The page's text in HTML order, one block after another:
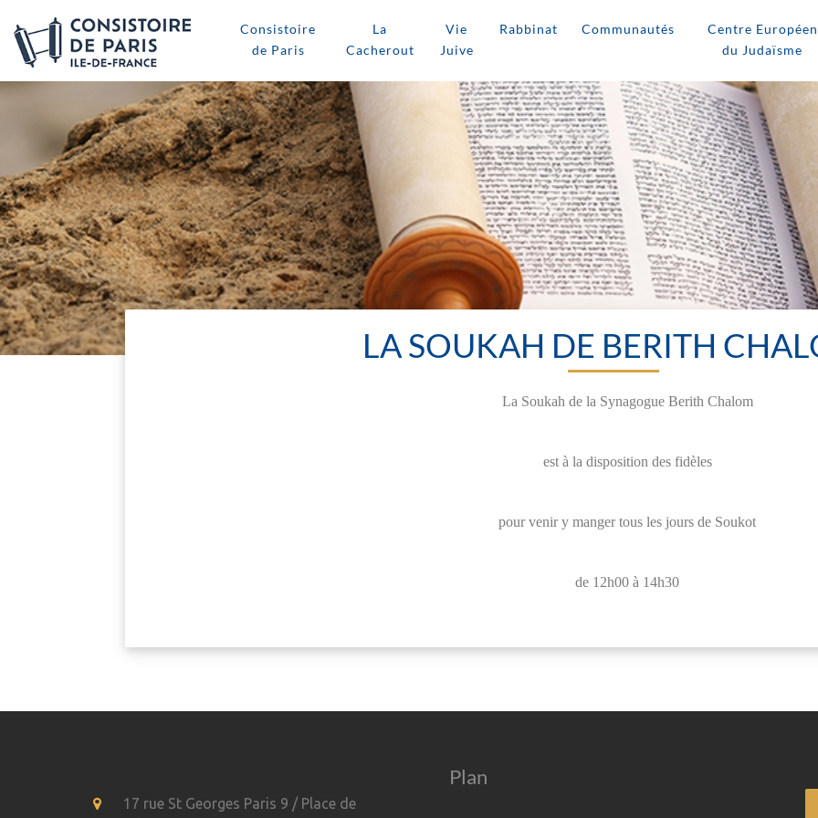
Consistoire
de Paris
La
Cacherout
Vie
Juive
Rabbinat Communautés
Centre Européen
du Judaïsme
LA SOUKAH DE BERITH
La Soukah de la Synagogue Berith Chalom
est à la disposition des fidèles
pour venir y manger tous les jours de Soukot
de 12h00 à 14h30
17 rue St Georges Paris 9 / Place de
Plan